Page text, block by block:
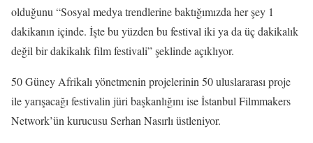
olduğunu “Sosyal medya trendlerine baktığımızda her şey 1
dakikanın içinde. İşte bu yüzden bu festival iki ya da üç dakikalık
değil bir dakikalık film festivali” şeklinde açıklıyor.
50 Güney Afrikalı yönetmenin projelerinin 50 uluslararası proje
ile yarışacağı festivalin jüri başkanlığını ise İstanbul Filmmakers
Network’ün kurucusu Serhan Nasırlı üstleniyor.